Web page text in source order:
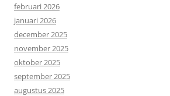
februari 2026
januari 2026
december 2025
november 2025
oktober 2025
september 2025
augustus 2025